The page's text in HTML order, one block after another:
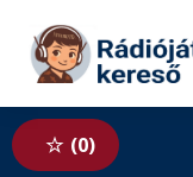
Tovább a
0